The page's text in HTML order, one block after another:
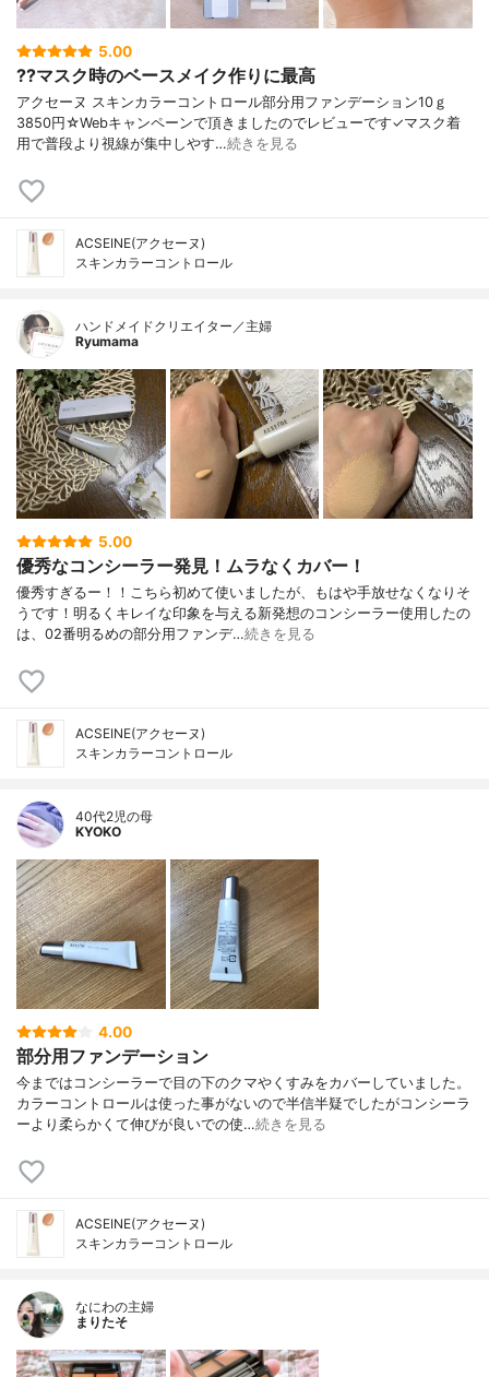
5.00
??マスク時のベースメイク作りに最高
アクセーヌ スキンカラーコントロール部分用ファンデーション10ｇ
3850円☆Webキャンペーンで頂きましたのでレビューです✓マスク着
用で普段より視線が集中しやす…続きを見る
ACSEINE(アクセーヌ)
スキンカラーコントロール
ハンドメイドクリエイター／主婦
Ryumama
5.00
優秀なコンシーラー発見！ムラなくカバー！
優秀すぎるー！！こちら初めて使いましたが、もはや手放せなくなりそ
うです！明るくキレイな印象を与える新発想のコンシーラー使用したの
は、02番明るめの部分用ファンデ…続きを見る
ACSEINE(アクセーヌ)
スキンカラーコントロール
40代2児の母
KYOKO
4.00
部分用ファンデーション
今まではコンシーラーで目の下のクマやくすみをカバーしていました。
カラーコントロールは使った事がないので半信半疑でしたがコンシーラ
ーより柔らかくて伸びが良いでの使…続きを見る
ACSEINE(アクセーヌ)
スキンカラーコントロール
なにわの主婦
まりたそ